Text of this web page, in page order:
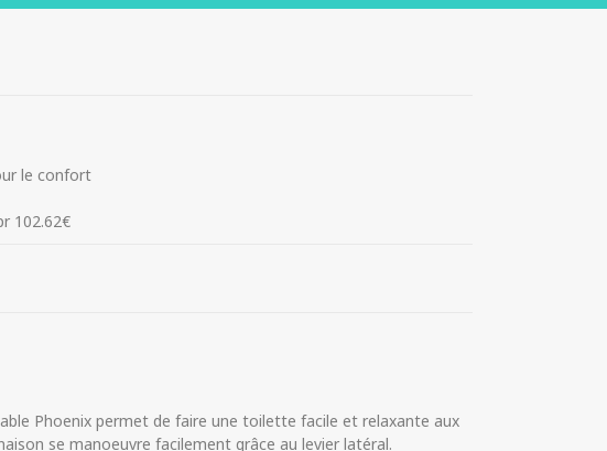
le confort
102.62€
Phoenix permet de faire une toilette facile et relaxante aux
se manoeuvre facilement grâce au levier latéral.